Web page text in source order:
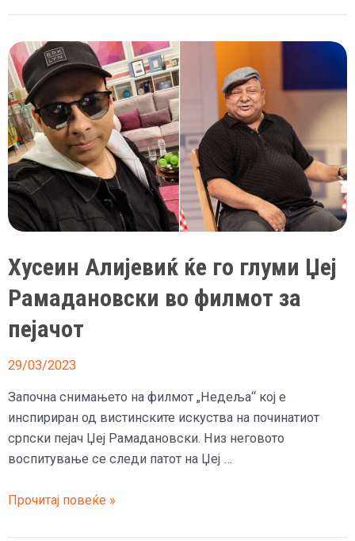
мажи
ќерката
на
Џеј
Рамадановски,
жал
ми
е
што
татко
ми
го
запозна
човекот
на
живот
Хусеин Алијевиќ ќе го глуми Џеј
Рамадановски во филмот за
пејачот
29/03/2023
Започна снимањето на филмот „Недеља“ кој е
инспириран од вистинските искуства на починатиот
српски пејач Џеј Рамадановски. Низ неговото
воспитување се следи патот на Џеј …
Хусеин
Прочитај повеќе »